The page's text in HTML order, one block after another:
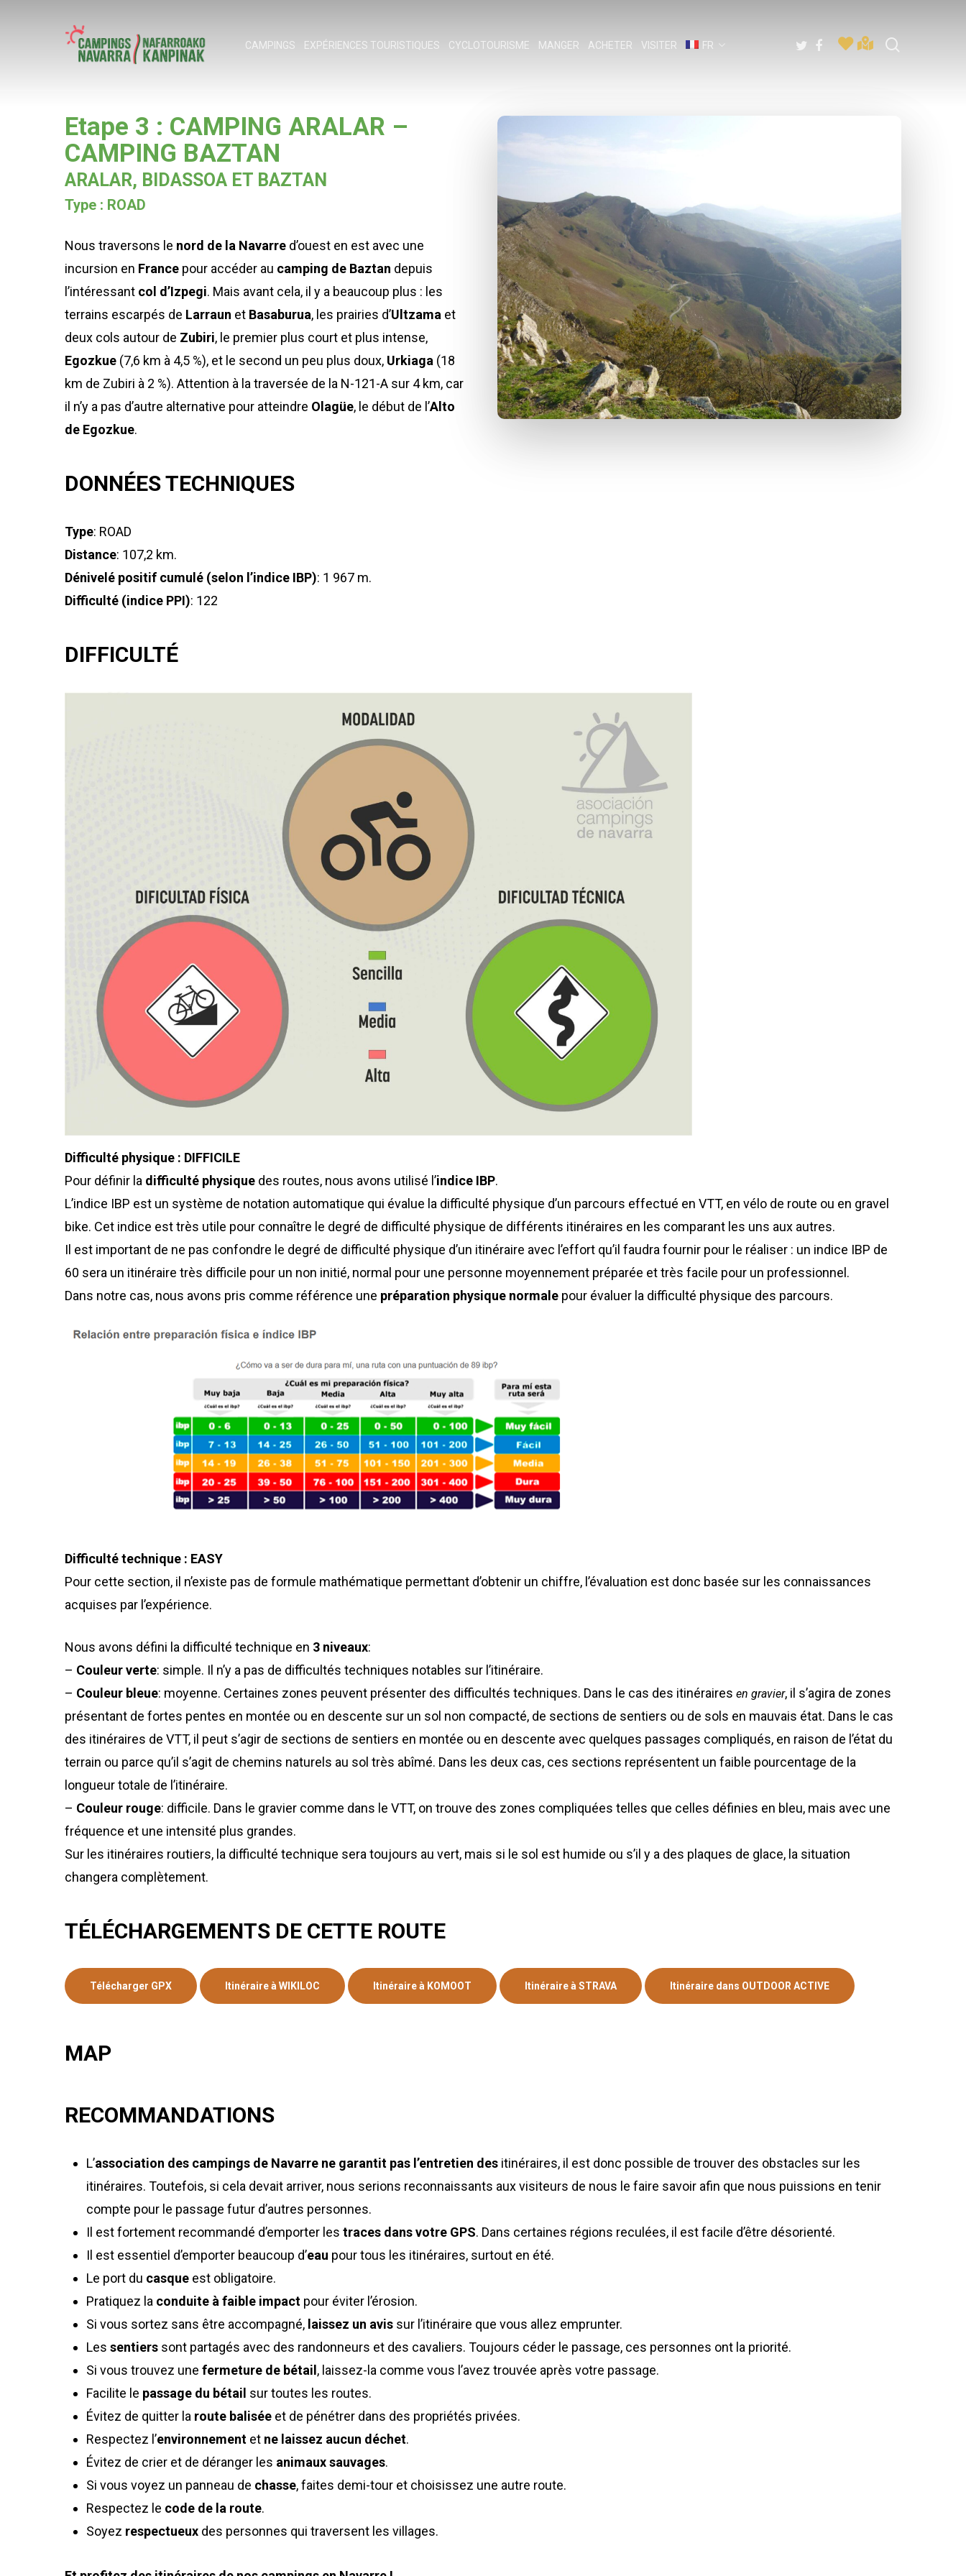
Appuyez sur Entrée pour rechercher ou sur ESC pour fermer
CAMPINGS EXPÉRIENCES TOURISTIQUES CYCLOTOURISME MANGER ACHETER VISITER FR twitterfacebook
Étape 3 : CAMPING ARALAR –
CAMPING BAZTAN
ARALAR, BIDASSOA ET BAZTAN
Type : ROAD
Nous traversons le nord de la Navarre d’ouest en est avec une
incursion en France pour accéder au camping de Baztan depuis
l’intéressant col d’Izpegi. Mais avant cela, il y a beaucoup plus : les
terrains escarpés de Larraun et Basaburua, les prairies d’Ultzama et
deux cols autour de Zubiri, le premier plus court et plus intense,
Egozkue (7,6 km à 4,5 %), et le second un peu plus doux, Urkiaga (18
km de Zubiri à 2 %). Attention à la traversée de la N-121-A sur 4 km, car
il n’y a pas d’autre alternative pour atteindre Olagüe, le début de l’Alto
de Egozkue.
DONNÉES TECHNIQUES
Type: ROAD
Distance: 107,2 km.
Dénivelé positif cumulé (selon l’indice IBP): 1 967 m.
Difficulté (indice PPI): 122
DIFFICULTÉ
Difficulté physique : DIFFICILE
Pour définir la difficulté physique des routes, nous avons utilisé l’indice IBP.
L’indice IBP est un système de notation automatique qui évalue la difficulté physique d’un parcours effectué en VTT, en vélo de route ou en gravel
bike. Cet indice est très utile pour connaître le degré de difficulté physique de différents itinéraires en les comparant les uns aux autres.
Il est important de ne pas confondre le degré de difficulté physique d’un itinéraire avec l’effort qu’il faudra fournir pour le réaliser : un indice IBP de
60 sera un itinéraire très difficile pour un non initié, normal pour une personne moyennement préparée et très facile pour un professionnel.
Dans notre cas, nous avons pris comme référence une préparation physique normale pour évaluer la difficulté physique des parcours.
Difficulté technique : EASY
Pour cette section, il n’existe pas de formule mathématique permettant d’obtenir un chiffre, l’évaluation est donc basée sur les connaissances
acquises par l’expérience.
Nous avons défini la difficulté technique en 3 niveaux:
– Couleur verte: simple. Il n’y a pas de difficultés techniques notables sur l’itinéraire.
– Couleur bleue: moyenne. Certaines zones peuvent présenter des difficultés techniques. Dans le cas des itinéraires en gravier, il s’agira de zones
présentant de fortes pentes en montée ou en descente sur un sol non compacté, de sections de sentiers ou de sols en mauvais état. Dans le cas
des itinéraires de VTT, il peut s’agir de sections de sentiers en montée ou en descente avec quelques passages compliqués, en raison de l’état du
terrain ou parce qu’il s’agit de chemins naturels au sol très abîmé. Dans les deux cas, ces sections représentent un faible pourcentage de la
longueur totale de l’itinéraire.
– Couleur rouge: difficile. Dans le gravier comme dans le VTT, on trouve des zones compliquées telles que celles définies en bleu, mais avec une
fréquence et une intensité plus grandes.
Sur les itinéraires routiers, la difficulté technique sera toujours au vert, mais si le sol est humide ou s’il y a des plaques de glace, la situation
changera complètement.
TÉLÉCHARGEMENTS DE CETTE ROUTE
Télécharger GPX Itinéraire à WIKILOC Itinéraire à KOMOOT Itinéraire à STRAVA Itinéraire dans OUTDOOR ACTIVE
MAP
RECOMMANDATIONS
L’association des campings de Navarre ne garantit pas l’entretien des itinéraires, il est donc possible de trouver des obstacles sur les
itinéraires. Toutefois, si cela devait arriver, nous serions reconnaissants aux visiteurs de nous le faire savoir afin que nous puissions en tenir
compte pour le passage futur d’autres personnes.
Il est fortement recommandé d’emporter les traces dans votre GPS. Dans certaines régions reculées, il est facile d’être désorienté.
Il est essentiel d’emporter beaucoup d’eau pour tous les itinéraires, surtout en été.
Le port du casque est obligatoire.
Pratiquez la conduite à faible impact pour éviter l’érosion.
Si vous sortez sans être accompagné, laissez un avis sur l’itinéraire que vous allez emprunter.
Les sentiers sont partagés avec des randonneurs et des cavaliers. Toujours céder le passage, ces personnes ont la priorité.
Si vous trouvez une fermeture de bétail , laissez-la comme vous l’avez trouvée après votre passage.
Facilite le passage du bétail sur toutes les routes.
Évitez de quitter la route balisée et de pénétrer dans des propriétés privées.
Respectez l’environnement et ne laissez aucun déchet.
Évitez de crier et de déranger les animaux sauvages.
Si vous voyez un panneau de chasse, faites demi-tour et choisissez une autre route.
Respectez le code de la route.
Soyez respectueux des personnes qui traversent les villages.